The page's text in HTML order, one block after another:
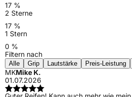
17 %
2 Sterne
17 %
1 Stern
0 %
Filtern nach
Alle Grip Lautstärke Preis-Leistung
MKMike K.
01.07.2026